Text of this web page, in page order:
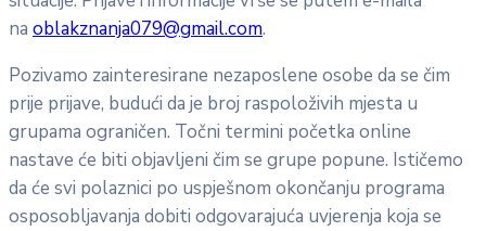
na oblakznanja079@gmail.com.
Pozivamo zainteresirane nezaposlene osobe da se čim
prije prijave, budući da je broj raspoloživih mjesta u
grupama ograničen. Točni termini početka online
nastave će biti objavljeni čim se grupe popune. Ističemo
da će svi polaznici po uspješnom okončanju programa
osposobljavanja dobiti odgovarajuća uvjerenja koja se